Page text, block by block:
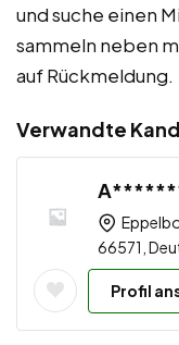
und suche einen
sammeln neben
auf Rückmeldung.
Verwandte
66571,
Profil